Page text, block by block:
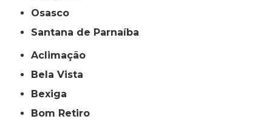
Osasco
Santana de Parnaíba
Aclimação
Bela Vista
Bexiga
Bom Retiro